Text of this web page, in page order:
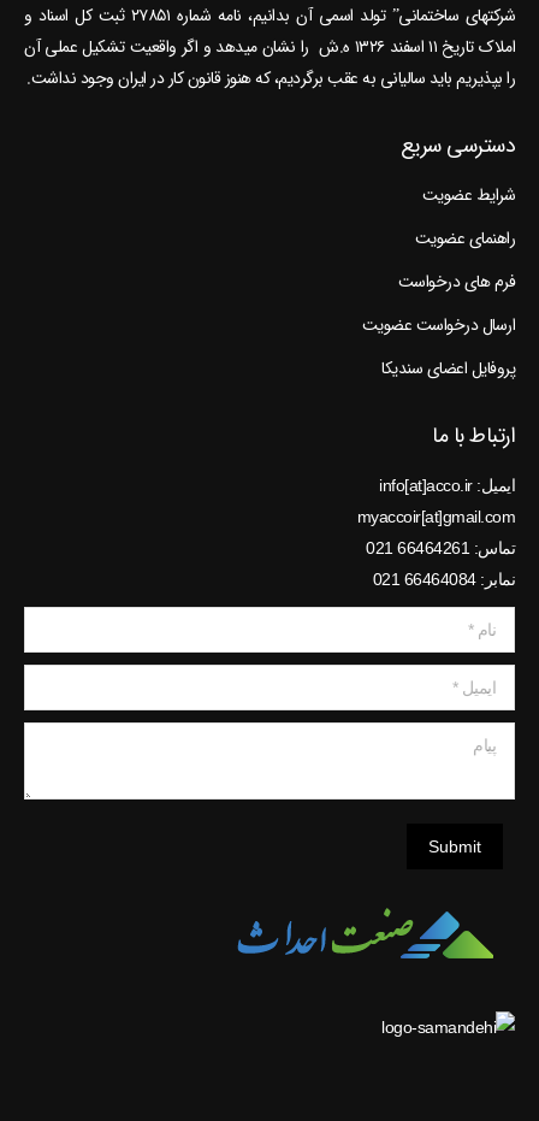
شرکتهای ساختمانی” تولد اسمی آن بدانیم، نامه شماره ۲۷۸۵۱ ثبت کل اسناد و
املاک تاریخ ۱۱ اسفند ۱۳۲۶ ه.ش را نشان می‎دهد و اگر واقعیت تشکیل عملی آن
را بپذیریم باید سالیانی به عقب برگردیم، که هنوز قانون کار در ایران وجود نداشت.
دسترسی سریع
شرایط عضویت
راهنمای عضویت
فرم های درخواست
ارسال درخواست عضویت
پروفایل اعضای سندیکا
ارتباط با ما
ایمیل: info[at]acco.ir
myaccoir[at]gmail.com
تماس: 66464261 021
نمابر: 66464084 021
نام *
ایمیل *
Submit